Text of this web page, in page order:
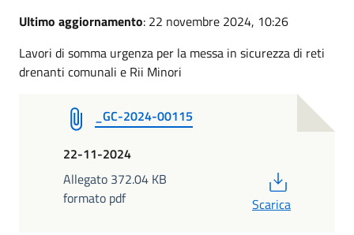
Ultimo aggiornamento: 22 novembre 2024, 10:26
Lavori di somma urgenza per la messa in sicurezza di reti
drenanti comunali e Rii Minori
_GC-2024-00115
22-11-2024
Allegato 372.04 KB
formato pdf
Scarica